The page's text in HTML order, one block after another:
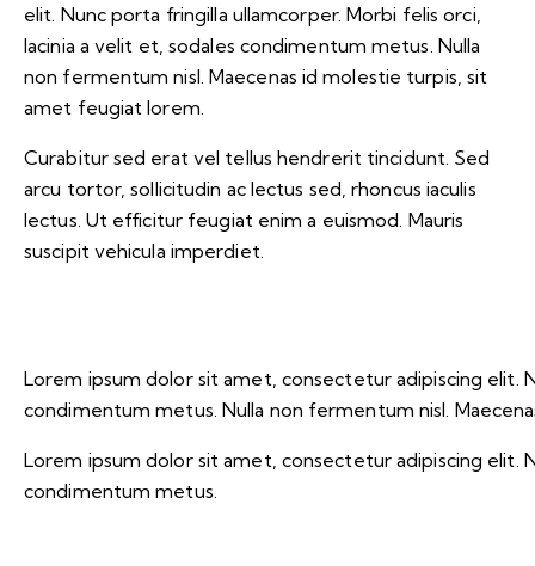
elit. Nunc porta fringilla ullamcorper. Morbi felis orci,
lacinia a velit et, sodales condimentum metus. Nulla
non fermentum nisl. Maecenas id molestie turpis, sit
amet feugiat lorem.
Curabitur sed erat vel tellus hendrerit tincidunt. Sed
arcu tortor, sollicitudin ac lectus sed, rhoncus iaculis
lectus. Ut efficitur feugiat enim a euismod. Mauris
suscipit vehicula imperdiet.
Lorem ipsum dolor sit amet, consectetur adipiscing elit.
condimentum metus. Nulla non fermentum nisl.
Lorem ipsum dolor sit amet, consectetur adipiscing elit.
condimentum metus.